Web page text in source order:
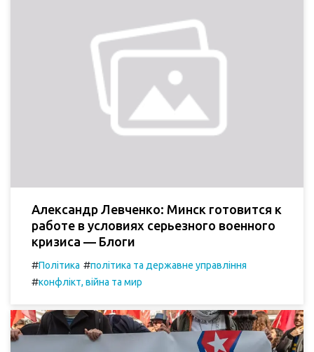
Александр Левченко: Минск готовится к
работе в условиях серьезного военного
кризиса — Блоги
#Політика #політика та державне управління
#конфлікт, війна та мир